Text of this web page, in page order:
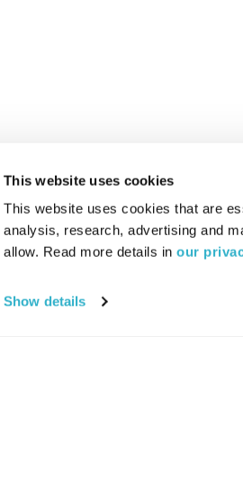
This website uses cookies
This website uses cookies that are
analysis, research, advertising and
allow. Read more details in our
Show details